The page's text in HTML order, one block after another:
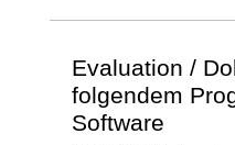
Evaluation /
folgendem
Software